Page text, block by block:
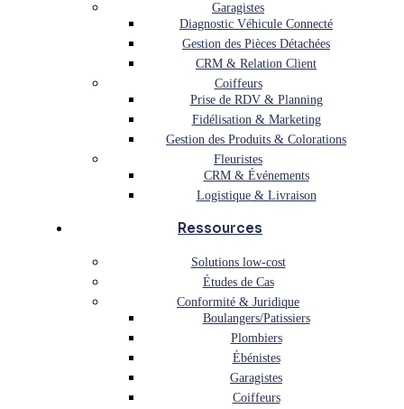
Garagistes
Diagnostic Véhicule Connecté
Gestion des Pièces Détachées
CRM & Relation Client
Coiffeurs
Prise de RDV & Planning
Fidélisation & Marketing
Gestion des Produits & Colorations
Fleuristes
CRM & Événements
Logistique & Livraison
Ressources
Solutions low-cost
Études de Cas
Conformité & Juridique
Boulangers/Patissiers
Plombiers
Ébénistes
Garagistes
Coiffeurs